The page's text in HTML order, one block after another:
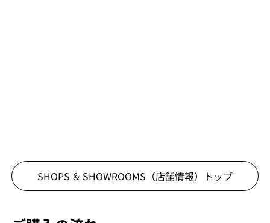
SHOPS & SHOWROOMS（店舗情報） トップ